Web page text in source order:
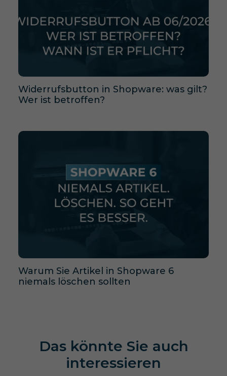
Widerrufsbutton in Shopware: was gilt?
Wer ist betroffen?
Warum Sie Artikel in Shopware 6
niemals löschen sollten
Das könnte Sie auch
interessieren